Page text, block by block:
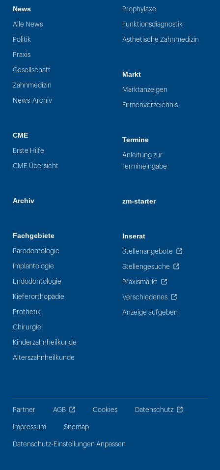
News
Alle News
Politik
Praxis
Gesellschaft
Zahnmedizin
News-Archiv
CME
Erste Hilfe
CME Übersicht
Archiv
Fachgebiete
Parodontologie
Implantologie
Endodontologie
Kieferorthopädie
Prothetik
Chirurgie
Kinderzahnheilkunde
Alterszahnheilkunde
Prophylaxe
Funktionsdiagnostik
Ästhetische Zahnmedizin
Markt
Marktanzeigen
Firmenverzeichnis
Termine
Anleitung zur
Termineingabe
zm-starter
Inserat
Stellenangebote
Stellengesuche
Praxismarkt
Verschiedenes
Anzeige aufgeben
Partner AGB Cookies Datenschutz
Impressum Sitemap
Datenschutz-Einstellungen Anpassen